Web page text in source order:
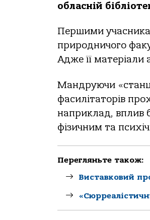
обласній
Першими
природничого
Адже її матеріали
Мандруючи
фасилітаторів
наприклад, вплив
фізичним та
Перегляньте також:
Виставковий